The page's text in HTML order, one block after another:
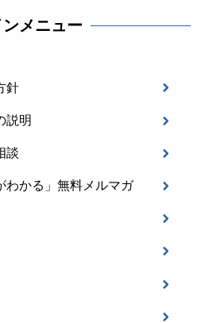
ンメニュー
針
説明
談
わかる」無料メルマガ